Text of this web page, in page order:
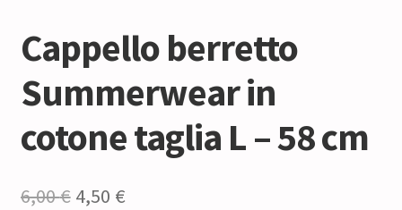
Cappello berretto
Summerwear in
cotone taglia L – 58 cm
6,00€ Il
4,50 €Il